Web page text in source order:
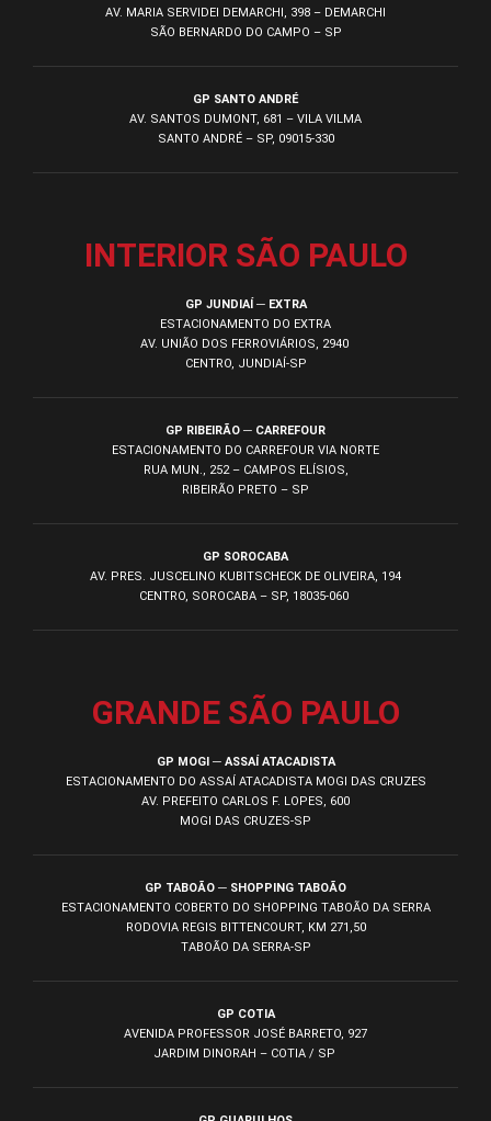
AV. MARIA SERVIDEI DEMARCHI, 398 – DEMARCHI
SÃO BERNARDO DO CAMPO – SP
GP SANTO ANDRÉ
AV. SANTOS DUMONT, 681 – VILA VILMA
SANTO ANDRÉ – SP, 09015-330
INTERIOR SÃO PAULO
GP JUNDIAÍ ─ EXTRA
ESTACIONAMENTO DO EXTRA
AV. UNIÃO DOS FERROVIÁRIOS, 2940
CENTRO, JUNDIAÍ-SP
GP RIBEIRÃO ─ CARREFOUR
ESTACIONAMENTO DO CARREFOUR VIA NORTE
RUA MUN., 252 – CAMPOS ELÍSIOS,
RIBEIRÃO PRETO – SP
GP SOROCABA
AV. PRES. JUSCELINO KUBITSCHECK DE OLIVEIRA, 194
CENTRO, SOROCABA – SP, 18035-060
GRANDE SÃO PAULO
GP MOGI ─ ASSAÍ ATACADISTA
ESTACIONAMENTO DO ASSAÍ ATACADISTA MOGI DAS CRUZES
AV. PREFEITO CARLOS F. LOPES, 600
MOGI DAS CRUZES-SP
GP TABOÃO ─ SHOPPING TABOÃO
ESTACIONAMENTO COBERTO DO SHOPPING TABOÃO DA SERRA
RODOVIA REGIS BITTENCOURT, KM 271,50
TABOÃO DA SERRA-SP
GP COTIA
AVENIDA PROFESSOR JOSÉ BARRETO, 927
JARDIM DINORAH – COTIA / SP